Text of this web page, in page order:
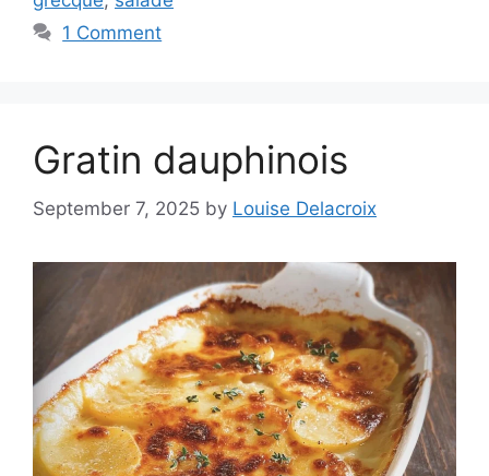
1 Comment
Gratin dauphinois
September 7, 2025 by Louise Delacroix